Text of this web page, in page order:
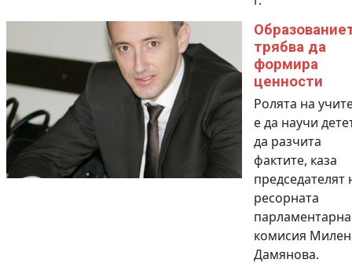
трябва да
формира
ценности
Ролята на
е да научи
да разчита
фактите, каза
председателят
ресорната
парламентарна
комисия
Дамянова.